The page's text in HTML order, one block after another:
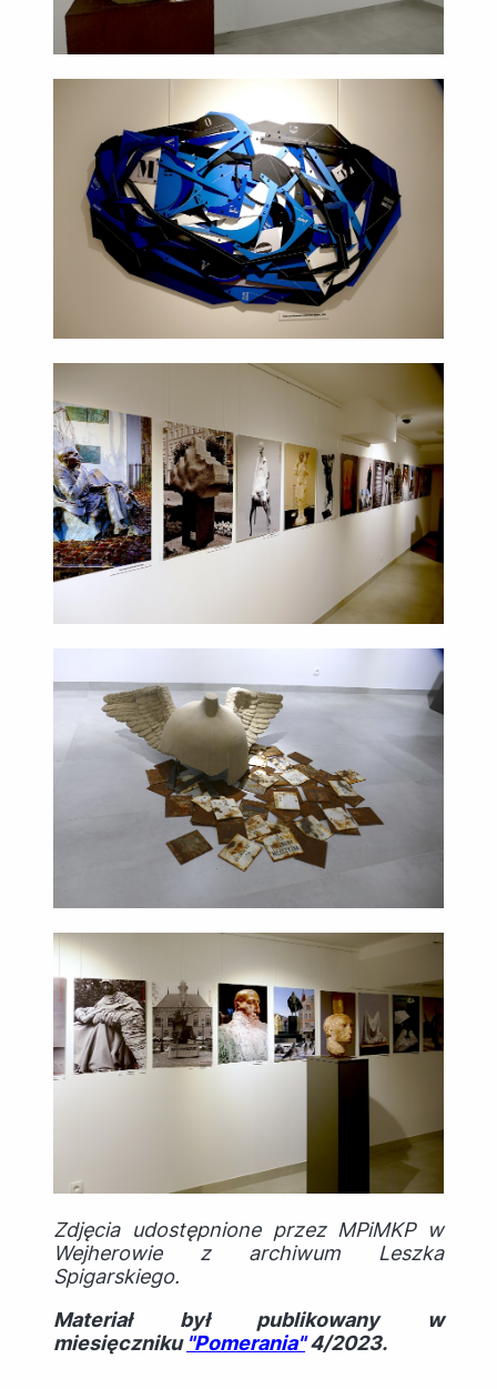
Zdjęcia udostępnione przez MPiMKP w
Wejherowie z archiwum Leszka
Spigarskiego.
Materiał był publikowany w
miesięczniku "Pomerania"4/2023.